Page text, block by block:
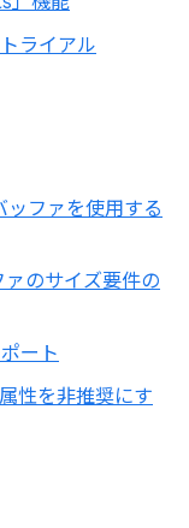
ライアル
ッファを使用する
のサイズ要件の
ート
性を非推奨にす